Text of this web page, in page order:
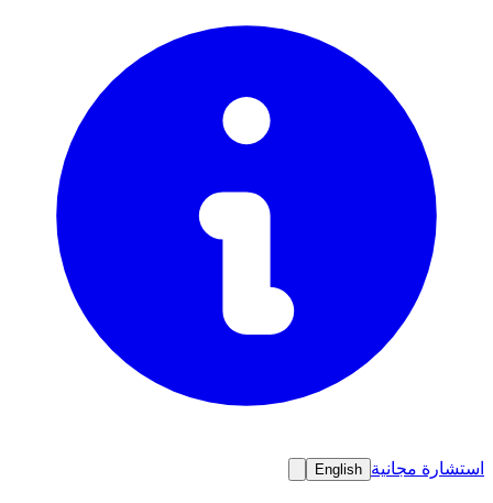
استشارة مجانية English